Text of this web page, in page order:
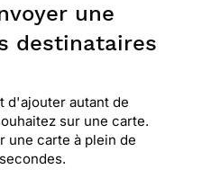
une
destinataires
d'ajouter autant de
sur une carte.
une carte à plein de